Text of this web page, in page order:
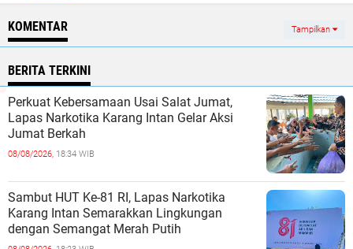
KOMENTAR
Tampilkan
BERITA TERKINI
Perkuat Kebersamaan Usai Salat Jumat,
Lapas Narkotika Karang Intan Gelar Aksi
Jumat Berkah
08/08/2026, 18:34 WIB
Sambut HUT Ke-81 RI, Lapas Narkotika
Karang Intan Semarakkan Lingkungan
dengan Semangat Merah Putih